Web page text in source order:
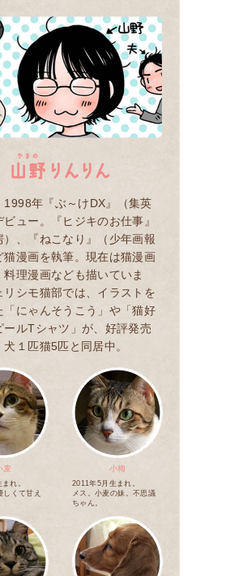
1998年『ぶ～けDX』（集英
ュー。『ヒジキのお仕事』
）、『ねこなり』（少年画報
猫漫画を執筆。現在は猫漫画
料理漫画なども描いていま
リシモ猫部では、イラストを
「にゃんそうこう」や「猫好
ールTシャツ」が、好評発売
１匹猫5匹と同居中。
麦
れ。
しくて甘え
小梅
2011年5月生まれ。
メス。小麦の妹。不思議
ちゃん。